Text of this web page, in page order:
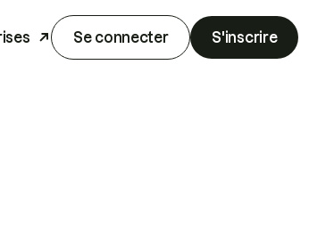
Se connecter S'inscrire